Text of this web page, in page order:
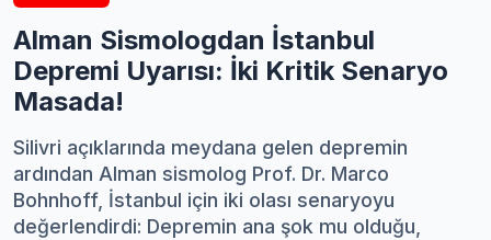
Alman Sismologdan İstanbul
Depremi Uyarısı: İki Kritik Senaryo
Masada!
Silivri açıklarında meydana gelen depremin
ardından Alman sismolog Prof. Dr. Marco
Bohnhoff, İstanbul için iki olası senaryoyu
değerlendirdi: Depremin ana şok mu olduğu,